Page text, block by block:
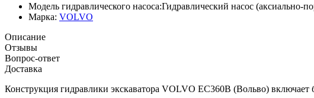
Модель гидравлического насоса:Гидравлический насос (аксиально-
Марка: VOLVO
Описание
Отзывы
Вопрос-ответ
Доставка
Конструкция гидравлики экскаватора VOLVO EC360B (Вольво) включает